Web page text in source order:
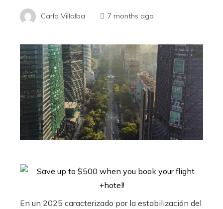
Carla Villalba 7 months ago
En un 2025 caracterizado por la estabilización del